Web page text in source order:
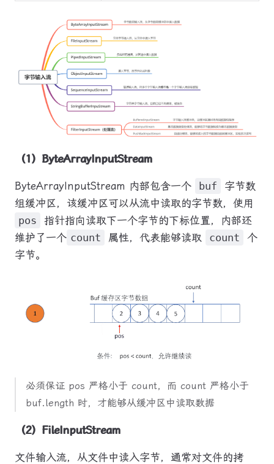
（1）ByteArrayInputStream
ByteArrayInputStream 内部包含一个 buf
字节数
组缓冲区，该缓冲区可以从流中读取的字节数，使用
pos
指针指向读取下一个字节的下标位置，内部还
维护了一个 count 属性，代表能够读取 count
个
字节。
必须保证 pos 严格小于 count，而 count 严格小于
buf.length 时，才能够从缓冲区中读取数据
（2）FileInputStream
文件输入流，从文件中读入字节，通常对文件的拷